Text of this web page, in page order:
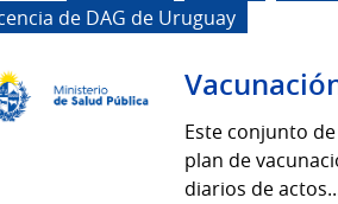
de DAG de Uruguay
Este conjunto
plan de
diarios de